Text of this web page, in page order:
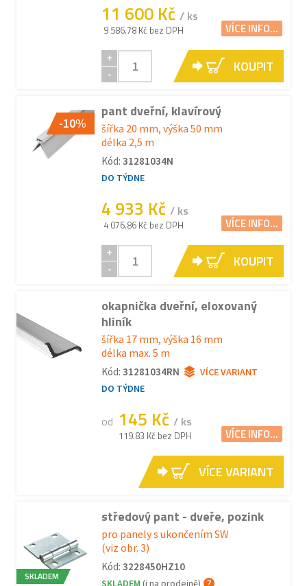
11 600 Kč / ks
9 586.78 Kč bez DPH VÍCE INFO...
+
-
KOUPIT
-10%
pant dveřní, klavírový
šířka 20 mm, výška 50 mm
délka 2,5 m
Kód: 31281034N
DO TÝDNE
4 933 Kč / ks
4 076.86 Kč bez DPH VÍCE INFO...
+
-
KOUPIT
okapnička dveřní, eloxovaný
hliník
šířka 17 mm, výška 16 mm
délka max. 5 m
Kód: 31281034RN
VÍCE VARIANT
DO TÝDNE
od 145 Kč / ks
119.83 Kč bez DPH VÍCE INFO...
VÍCE VARIANT
SKLADEM
středový pant - dveře, pozink
pro panely s ukončením SW
(viz obr. 3)
Kód: 3228450HZ10
SKLADEM (i na prodejně)